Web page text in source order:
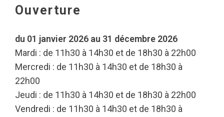
Ouverture
du 01 janvier 2026 au 31 décembre 2026
Mardi : de 11h30 à 14h30 et de 18h30 à 22h00
Mercredi : de 11h30 à 14h30 et de 18h30 à
22h00
Jeudi : de 11h30 à 14h30 et de 18h30 à 22h00
Vendredi : de 11h30 à 14h30 et de 18h30 à